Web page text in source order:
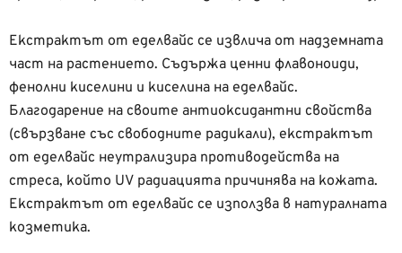
Екстрактът от еделвайс се извлича от надземната
част на растението. Съдържа ценни флавоноиди,
фенолни киселини и киселина на еделвайс.
Благодарение на своите антиоксидантни свойства
(свързване със свободните радикали), екстрактът
от еделвайс неутрализира противодейства на
стреса, който UV радиацията причинява на кожата.
Екстрактът от еделвайс се използва в натуралната
козметика.